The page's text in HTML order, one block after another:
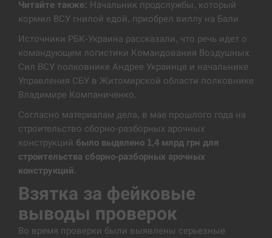
СЕРПЕНЬ
14:23
Поставки ракет для ПВО сократились втрое,
хотя у партнеров они…
СЕРПЕНЬ
У Румунії затоплять чотири баржі для
збільшення потоку води до…
СЕРПЕНЬ
13:53
В Москве пожаловались на “кратный рост” атак
дронов Украины
СЕРПЕНЬ
Читайте также: Начальник продслужбы, который
кормил ВСУ гнилой едой, приобрел виллу на Бали
Источники РБК-Украина рассказали, что речь идет о
командующем логистики Командования Воздушных
Сил ВСУ полковнике Андрее Украинце и начальнике
Управления СБУ в Житомирской области полковнике
Владимире Компаниченко.
Согласно материалам дела, в мае прошлого года на
строительство сборно-разборных арочных
конструкций было выделено 1,4 млрд грн для
строительства сборно-разборных арочных
конструкций.
Взятка за фейковые
выводы проверок
Во время проверки были выявлены серьезные